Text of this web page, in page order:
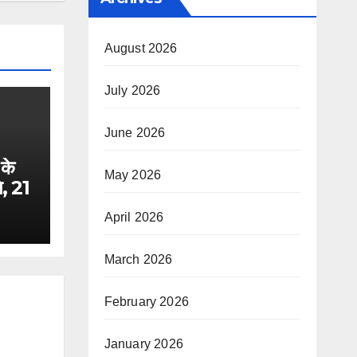
के
21
August 2026
July 2026
June 2026
May 2026
April 2026
March 2026
February 2026
January 2026